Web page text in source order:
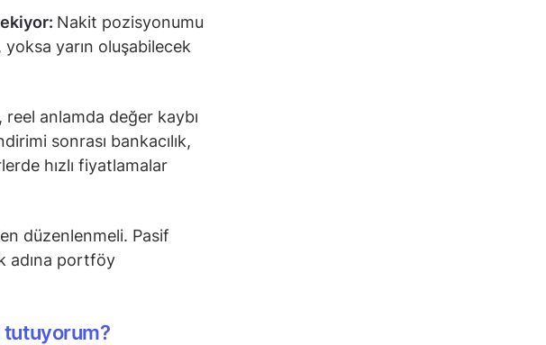
Nakit pozisyonumu
yarın oluşabilecek
anlamda değer kaybı
sonrası bankacılık,
hızlı fiyatlamalar
düzenlenmeli. Pasif
adına portföy
tutuyorum?